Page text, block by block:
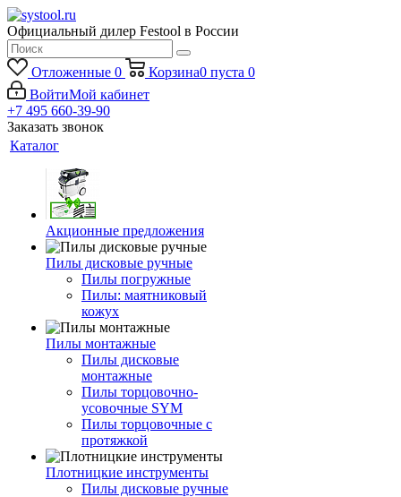
Официальный дилер Festool в России
Отложенные 0 Корзина0 пуста 0
ВойтиМой кабинет
+7 495 660-39-90
Заказать звонок
Каталог
Акционные предложения
Пилы дисковые ручные
Пилы погружные
Пилы: маятниковый
кожух
Пилы монтажные
Пилы дисковые
монтажные
Пилы торцовочно-
усовочные SYM
Пилы торцовочные с
протяжкой
Плотницкие инструменты
Пилы дисковые ручные